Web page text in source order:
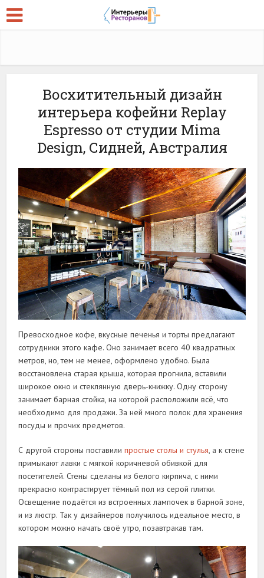
Восхитительный дизайн
интерьера кофейни Replay
Espresso от студии Mima
Design, Сидней, Австралия
Превосходное кофе, вкусные печенья и торты предлагают
сотрудники этого кафе. Оно занимает всего 40 квадратных
метров, но, тем не менее, оформлено удобно. Была
восстановлена старая крыша, которая прогнила, вставили
широкое окно и стеклянную дверь-книжку. Одну сторону
занимает барная стойка, на которой расположили всё, что
необходимо для продажи. За ней много полок для хранения
посуды и прочих предметов.
С другой стороны поставилипростые столы и стулья, а к стене
примыкают лавки с мягкой коричневой обивкой для
посетителей. Стены сделаны из белого кирпича, с ними
прекрасно контрастирует тёмный пол из серой плитки.
Освещение подаётся из встроенных лампочек в барной зоне,
и из люстр. Так у дизайнеров получилось идеальное место, в
котором можно начать своё утро, позавтракав там.